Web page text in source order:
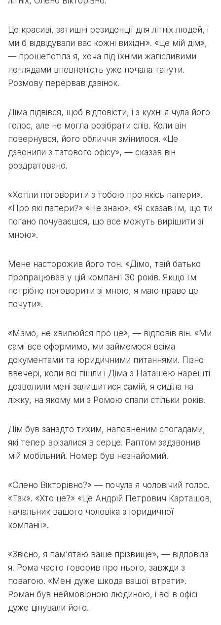
Це красиві, затишні резиденції для літніх людей, і
ми б відвідували вас кожні вихідні». «Це мій дім»,
— прошепотіла я, хоча під їхніми жалісливими
поглядами впевненість уже почала танути.
Розмову перервав дзвінок.
Діма підвівся, щоб відповісти, і з кухні я чула його
голос, але не могла розібрати слів. Коли він
повернувся, його обличчя змінилося. «Це
дзвонили з татового офісу», — сказав він
роздратовано.
«Хотіли поговорити з тобою про якісь папери».
«Про які папери?» «Не знаю». «Я сказав їм, що ти
погано почуваєшся, що все можуть вирішити зі
мною».
Мене насторожив його тон. «Дімо, твій батько
пропрацював у цій компанії 30 років. Якщо їм
потрібно поговорити зі мною, я маю право це
почути».
«Мамо, не хвилюйся про це», — відповів він. «Ми
самі все оформимо, ми займемося всіма
документами та юридичними питаннями. Пізно
ввечері, коли всі пішли і Діма з Наташею нарешті
дозволили мені залишитися самій, я сиділа на
ліжку, на якому ми з Ромою спали стільки років.
Дім був занадто тихим, наповненим спогадами,
які тепер врізалися в серце. Раптом задзвонив
мій мобільний. Номер був незнайомий.
«Олено Вікторівно?» — почула я чоловічий голос.
«Так». «Хто це?» «Це Андрій Петрович Карташов,
начальник вашого чоловіка з юридичної
компанії».
«Звісно, я пам’ятаю ваше прізвище», — відповіла
я. Рома часто говорив про нього, завжди з
повагою. «Мені дуже шкода вашої втрати».
Роман був неймовірною людиною, і всі в офісі
дуже цінували його.